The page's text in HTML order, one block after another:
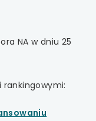
się w nowej karcie
w nowej karcie
NA w dniu 25
rankingowymi: